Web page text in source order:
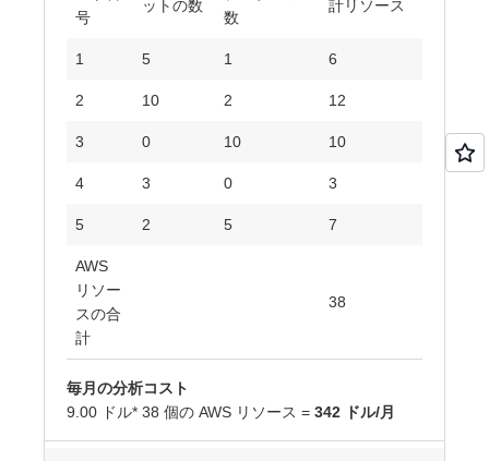
号
ットの数
数
計リソース
1 5 1 6
2 10 2 12
3 0 10 10
4 3 0 3
5 2 5 7
AWS
リソー
スの合
計
38
毎月の分析コスト
9.00 ドル* 38 個の AWS リソース = 342 ドル/月